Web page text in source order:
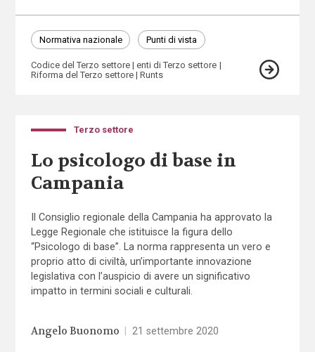
Normativa nazionale Punti di vista
Codice del Terzo settore
enti di Terzo settore
Riforma del Terzo settore
Runts
Terzo settore
Lo psicologo di base in
Campania
Il Consiglio regionale della Campania ha approvato la
Legge Regionale che istituisce la figura dello
“Psicologo di base”. La norma rappresenta un vero e
proprio atto di civiltà, un’importante innovazione
legislativa con l’auspicio di avere un significativo
impatto in termini sociali e culturali.
Angelo Buonomo 21 settembre 2020